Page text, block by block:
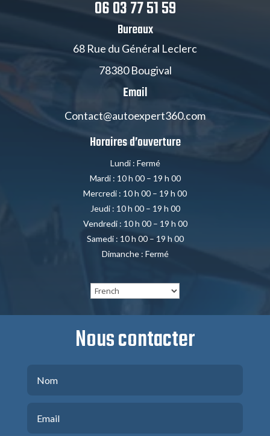
06 03 77 51 59
Bureaux
68 Rue du Général Leclerc
78380 Bougival
Email
Contact@autoexpert360.com
Horaires d’ouverture
Lundi : Fermé
Mardi : 10 h 00 – 19 h 00
Mercredi : 10 h 00 – 19 h 00
Jeudi : 10 h 00 – 19 h 00
Vendredi : 10 h 00 – 19 h 00
Samedi : 10 h 00 – 19 h 00
Dimanche : Fermé
Nous contacter